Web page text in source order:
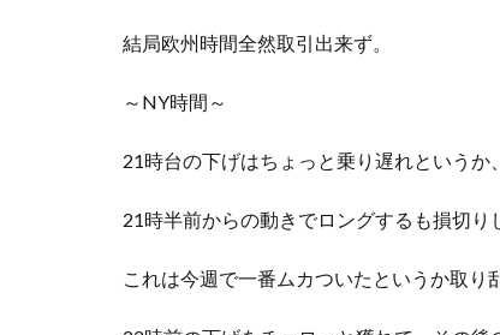
結局欧州時間全然取引出来ず。
～NY時間～
21時台の下げはちょっと乗り遅れというか
21時半前からの動きでロングするも損切り
これは今週で一番ムカついたというか取り